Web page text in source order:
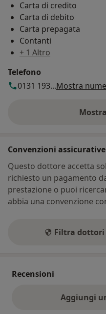
Carta di credito
Carta di debito
Carta prepagata
Contanti
+ 1 Altro
Telefono
0131 193...Mostra
Convenzioni
Questo dottore accetta
richiesto un pagamento
prestazione o puoi
abbia una convenzione
Filtra dottori
Recensioni
Aggiungi